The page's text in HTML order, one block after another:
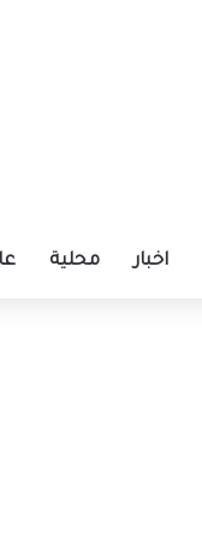
اخبار محلية